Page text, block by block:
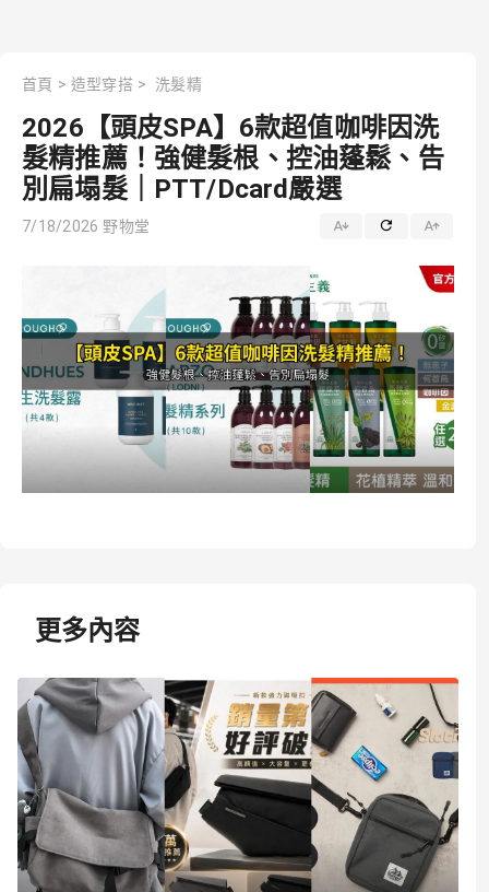
首頁 > 造型穿搭 > 洗髮精
2026【頭皮SPA】6款超值咖啡因洗
髮精推薦！強健髮根、控油蓬鬆、告
別扁塌髮｜PTT/Dcard嚴選
7/18/2026 野物堂
更多內容